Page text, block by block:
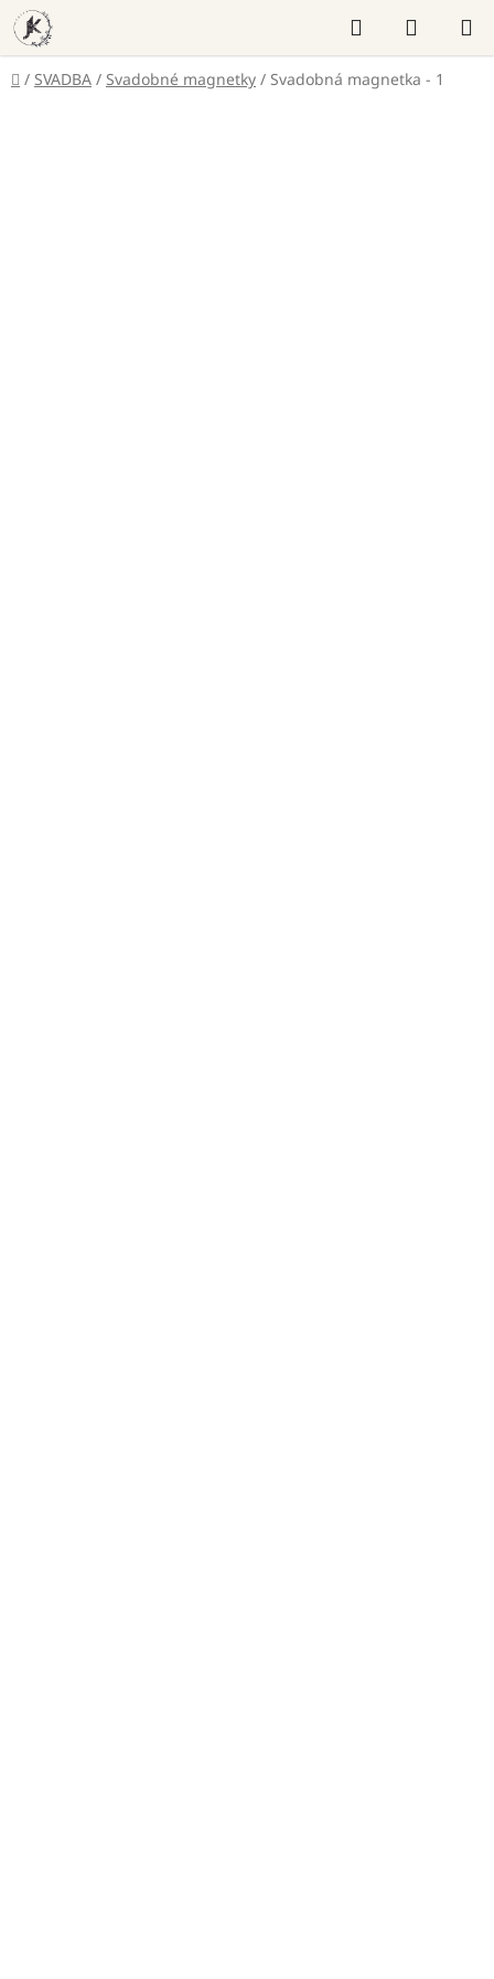
Prejsť
na
obsah
Hľadať
KOŠÍK
Domov
/ SVADBA / Svadobné magnetky / Svadobná magnetka - 1